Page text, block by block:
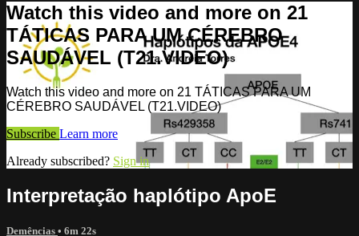
Watch this video and more on 21
TÁTICAS PARA UM CÉREBRO
SAUDÁVEL (T21.VIDEO)
Watch this video and more on 21 TÁTICAS PARA UM
CÉREBRO SAUDÁVEL (T21.VIDEO)
Subscribe Learn more
Already subscribed? Sign in
Interpretação haplótipo ApoE
Demências • 6m 22s